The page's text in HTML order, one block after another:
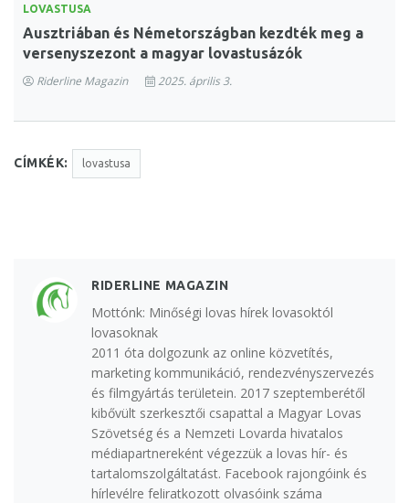
LOVASTUSA
Ausztriában és Németországban kezdték meg a
versenyszezont a magyar lovastusázók
Riderline Magazin 2025. április 3.
CÍMKÉK: lovastusa
RIDERLINE MAGAZIN
Mottónk: Minőségi lovas hírek lovasoktól
lovasoknak
2011 óta dolgozunk az online közvetítés,
marketing kommunikáció, rendezvényszervezés
és filmgyártás területein. 2017 szeptemberétől
kibővült szerkesztői csapattal a Magyar Lovas
Szövetség és a Nemzeti Lovarda hivatalos
médiapartnereként végezzük a lovas hír- és
tartalomszolgáltatást. Facebook rajongóink és
hírlevélre feliratkozott olvasóink száma